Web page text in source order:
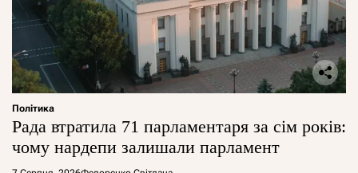
Політика
Рада втратила 71 парламентаря за сім років:
чому нардепи залишали парламент